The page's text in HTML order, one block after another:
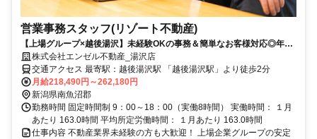
営業事務スタッフ(リゾート不動産)
【上場グループ×越後湯沢】未経験OKの事務＆簡単なお客様対応◎年休
120日＆希望休OK！移住者も歓迎！姉妹ホテル割引ありで旅行好きにも
◎
株式会社エンゼル不動産_湯沢店
交通アクセス 最寄駅：越後湯沢駅 「越後湯沢駅」より徒歩2分
月給218,490円～262,180円
新潟県南魚沼郡
勤務時間 固定時間制 9：00～18：00（実働8時間） 実働時間： １月
あたり 163.0時間 平均所定労働時間： １月あたり 163.0時間
仕事内容 不動産業界未経験の方も大歓迎！ 上場企業グループの安定